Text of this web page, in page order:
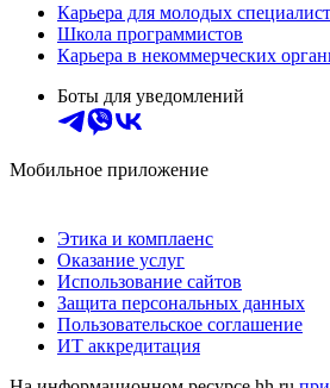
Карьера для молодых
Школа программистов
Карьера в некоммерческих
Боты для уведомлений
Мобильное приложение
Этика и комплаенс
Оказание услуг
Использование сайтов
Защита персональных данных
Пользовательское соглашение
ИТ аккредитация